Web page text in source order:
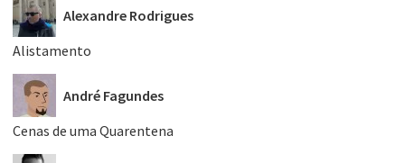
Alexandre Rodrigues
Alistamento
André Fagundes
Cenas de uma Quarentena